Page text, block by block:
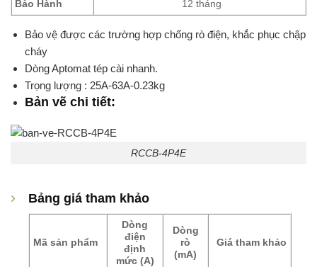
Bảo Hành 12 tháng
Bảo vệ được các trường hợp chống rò điện, khắc phục chập
cháy
Dòng Aptomat tép cài nhanh.
Trọng lượng : 25A-63A-0.23kg
Bản vẽ chi tiết:
RCCB-4P4E
Bảng giá tham khảo
Mã sản phẩm
Dòng
điện
định
mức (A)
Dòng
rò
(mA)
Giá tham khảo